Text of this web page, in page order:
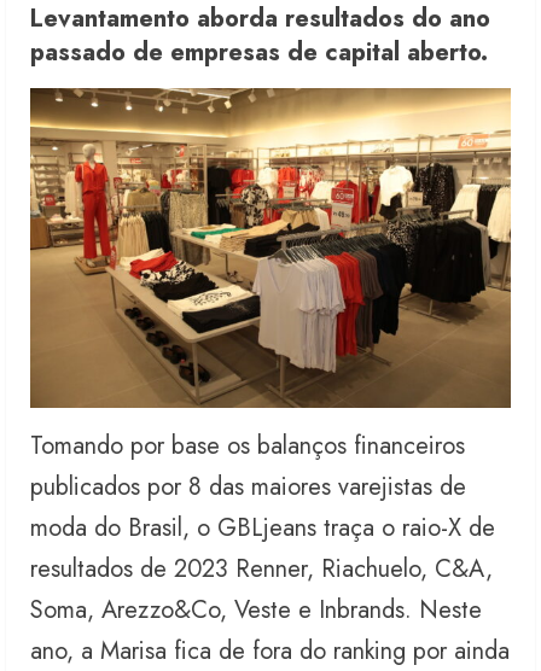
Levantamento aborda resultados do ano
passado de empresas de capital aberto.
Tomando por base os balanços financeiros
publicados por 8 das maiores varejistas de
moda do Brasil, o GBLjeans traça o raio-X de
resultados de 2023 Renner, Riachuelo, C&A,
Soma, Arezzo&Co, Veste e Inbrands. Neste
ano, a Marisa fica de fora do ranking por ainda